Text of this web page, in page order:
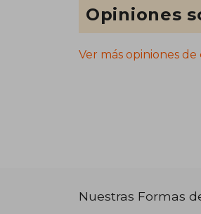
Opiniones
Ver más opiniones
Nuestras Formas